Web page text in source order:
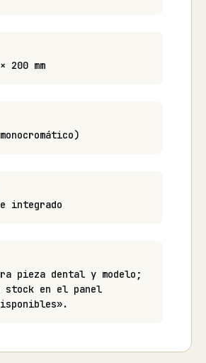
200 mm
integrado
pieza dental y modelo;
stock en el panel